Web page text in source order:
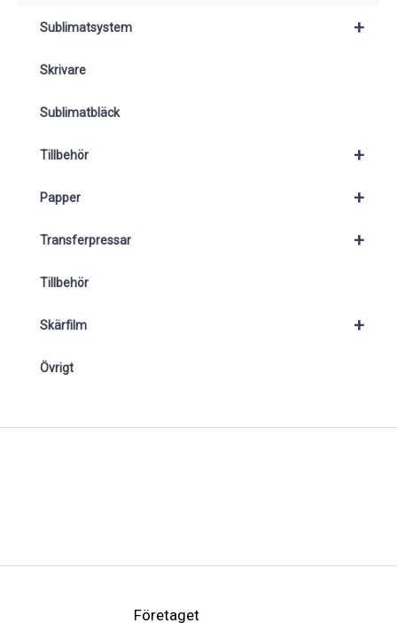
+
Sublimatsystem
Skrivare
Sublimatbläck
+
Tillbehör
+
Papper
+
Transferpressar
Tillbehör
+
Skärfilm
Övrigt
Företaget